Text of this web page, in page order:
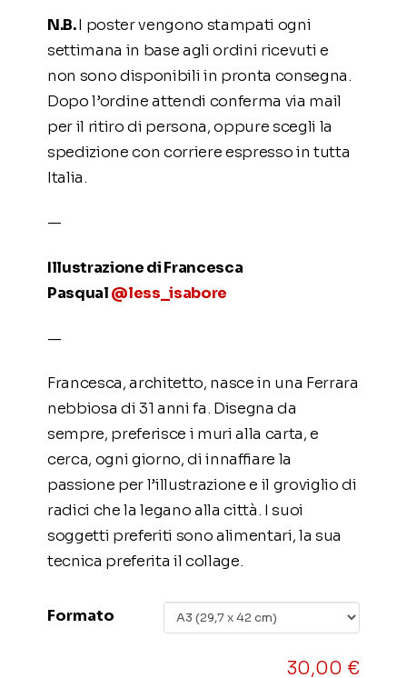
N.B.I poster vengono stampati ogni
settimana in base agli ordini ricevuti e
non sono disponibili in pronta consegna.
Dopo l’ordine attendi conferma via mail
per il ritiro di persona, oppure scegli la
spedizione con corriere espresso in tutta
Italia.
—
Illustrazione di Francesca
Pasqual@less_isabore
—
Francesca, architetto, nasce in una Ferrara
nebbiosa di 31 anni fa. Disegna da
sempre, preferisce i muri alla carta, e
cerca, ogni giorno, di innaffiare la
passione per l’illustrazione e il groviglio di
radici che la legano alla città. I suoi
soggetti preferiti sono alimentari, la sua
tecnica preferita il collage.
Formato
30,00€